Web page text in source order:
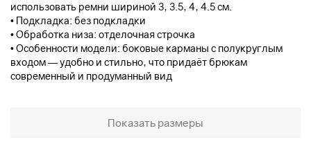
использовать ремни шириной 3, 3.5, 4, 4.5 см.
• Подкладка: без подкладки
• Обработка низа: отделочная строчка
• Особенности модели: боковые карманы с полукруглым
входом — удобно и стильно, что придаёт брюкам
современный и продуманный вид
Показать размеры